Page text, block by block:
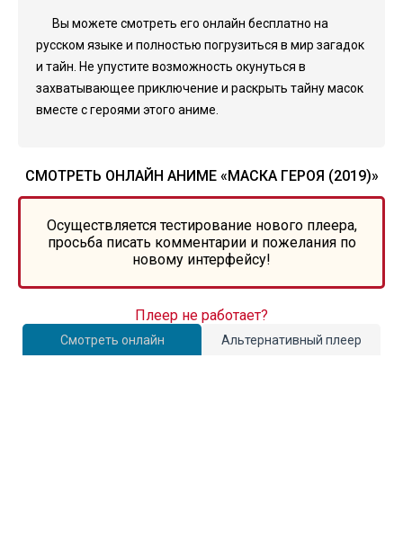
Вы можете смотреть его онлайн бесплатно на
русском языке и полностью погрузиться в мир загадок
и тайн. Не упустите возможность окунуться в
захватывающее приключение и раскрыть тайну масок
вместе с героями этого аниме.
СМОТРЕТЬ ОНЛАЙН АНИМЕ «МАСКА ГЕРОЯ (2019)»
Осуществляется тестирование нового плеера,
просьба писать комментарии и пожелания по
новому интерфейсу!
Смотреть онлайн Альтернативный плеер
Плеер не работает?